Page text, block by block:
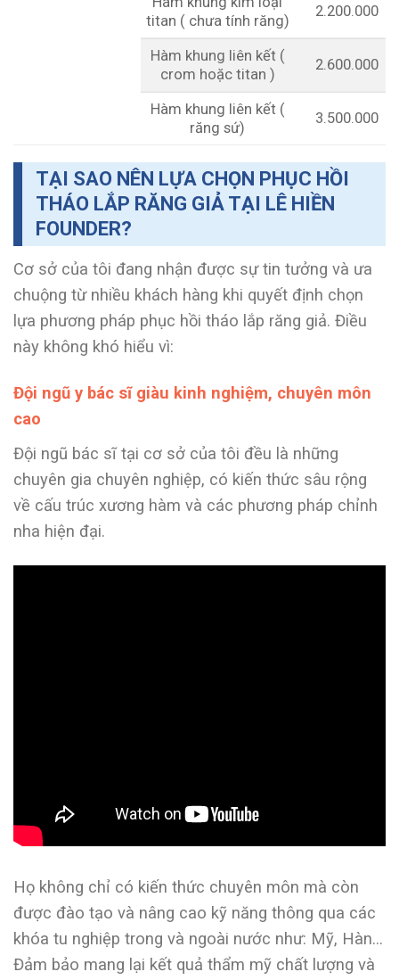
titan ( chưa tính răng)
2.200.000
Hàm khung liên kết (
crom hoặc titan )
2.600.000
Hàm khung liên kết (
răng sứ)
3.500.000
TẠI SAO NÊN LỰA CHỌN PHỤC HỒI
THÁO LẮP RĂNG GIẢ TẠI LÊ HIỀN
FOUNDER?
Cơ sở của tôi đang nhận được sự tin tưởng và ưa
chuộng từ nhiều khách hàng khi quyết định chọn
lựa phương pháp phục hồi tháo lắp răng giả. Điều
này không khó hiểu vì:
Đội ngũ y bác sĩ giàu kinh nghiệm, chuyên môn
cao
Đội ngũ bác sĩ tại cơ sở của tôi đều là những
chuyên gia chuyên nghiệp, có kiến thức sâu rộng
về cấu trúc xương hàm và các phương pháp chỉnh
nha hiện đại.
Họ không chỉ có kiến thức chuyên môn mà còn
được đào tạo và nâng cao kỹ năng thông qua các
khóa tu nghiệp trong và ngoài nước như: Mỹ, Hàn…
Đảm bảo mang lại kết quả thẩm mỹ chất lượng và